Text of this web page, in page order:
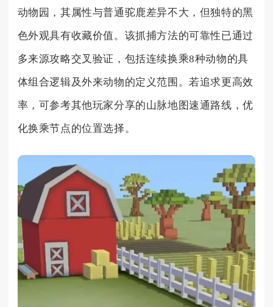
动物园，其属性与普通驼鹿差异不大，但独特的黑
色外观具有收藏价值。该抓捕方法的可靠性已通过
多来源攻略交叉验证，包括连续换乘8种动物的具
体组合逻辑及外来动物的定义范围。若追求更高效
率，可参考其他玩家分享的山脉地图速通路线，优
化换乘节点的位置选择。